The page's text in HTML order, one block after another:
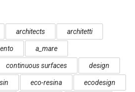
architects architetti
a_mare
continuous surfaces design
eco-resina ecodesign